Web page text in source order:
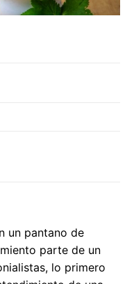
un pantano de
parte de un
lo primero